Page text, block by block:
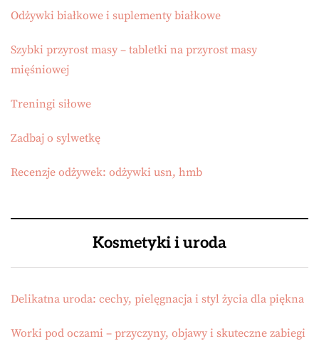
Odżywki białkowe i suplementy białkowe
Szybki przyrost masy – tabletki na przyrost masy
mięśniowej
Treningi siłowe
Zadbaj o sylwetkę
Recenzje odżywek: odżywki usn, hmb
Kosmetyki i uroda
Delikatna uroda: cechy, pielęgnacja i styl życia dla piękna
Worki pod oczami – przyczyny, objawy i skuteczne zabiegi